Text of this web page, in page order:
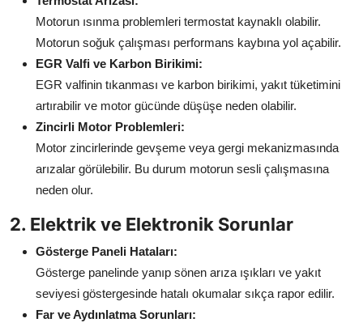
Motorun ısınma problemleri termostat kaynaklı olabilir.
Motorun soğuk çalışması performans kaybına yol açabilir.
EGR Valfi ve Karbon Birikimi:
EGR valfinin tıkanması ve karbon birikimi, yakıt tüketimini
artırabilir ve motor gücünde düşüşe neden olabilir.
Zincirli Motor Problemleri:
Motor zincirlerinde gevşeme veya gergi mekanizmasında
arızalar görülebilir. Bu durum motorun sesli çalışmasına
neden olur.
2. Elektrik ve Elektronik Sorunlar
Gösterge Paneli Hataları:
Gösterge panelinde yanıp sönen arıza ışıkları ve yakıt
seviyesi göstergesinde hatalı okumalar sıkça rapor edilir.
Far ve Aydınlatma Sorunları: